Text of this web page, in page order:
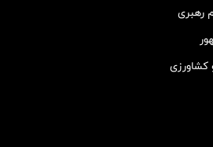
رهبری
کشاورزی